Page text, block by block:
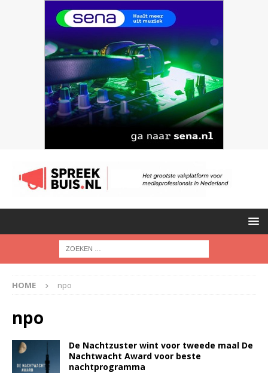
HOME npo
npo
De Nachtzuster wint voor tweede maal De
Nachtwacht Award voor beste
nachtprogramma